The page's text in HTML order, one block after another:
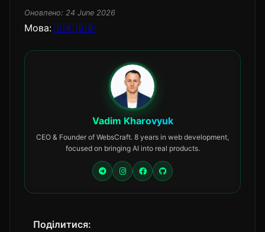
Оновлено: 24 June 2026
Мова: 🇺🇦 🇬🇧
Vadim Kharovyuk
CEO & Founder of WebsCraft. 8 years in web development,
focused on bringing AI into real products.
Поділитися: